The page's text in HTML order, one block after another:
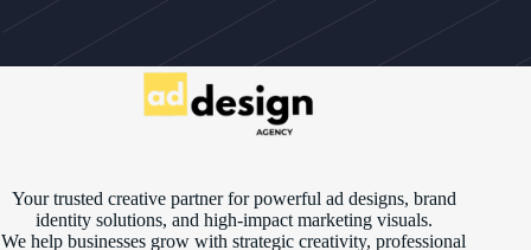
Your trusted creative partner for powerful ad designs, brand
identity solutions, and high-impact marketing visuals.
We help businesses grow with strategic creativity, professional